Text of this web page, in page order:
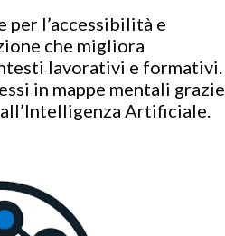
per l’accessibilità e
che migliora
lavorativi e formativi.
in mappe mentali grazie
Artificiale.